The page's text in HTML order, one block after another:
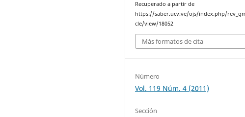
Recuperado a partir de
https://saber.ucv.ve/ojs/index.php/
cle/view/18052
Más formatos de cita
Número
Vol. 119 Núm. 4 (2011)
Sección